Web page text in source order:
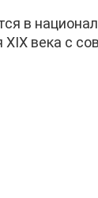
в
века с